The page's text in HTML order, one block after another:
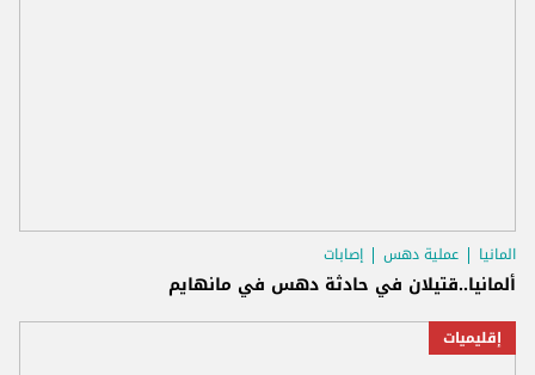
المانيا عملية دهس إصابات
ألمانيا..قتيلان في حادثة دهس في مانهايم
إقليميات